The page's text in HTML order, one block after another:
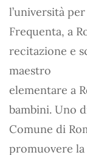
l’università
Frequenta, a
recitazione e
maestro
elementare a
bambini. Uno
Comune di
promuovere